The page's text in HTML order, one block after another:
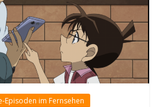
Episoden im Fernsehen